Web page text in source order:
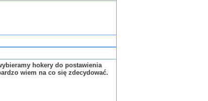
hokery do postawienia
wiem na co się zdecydować.